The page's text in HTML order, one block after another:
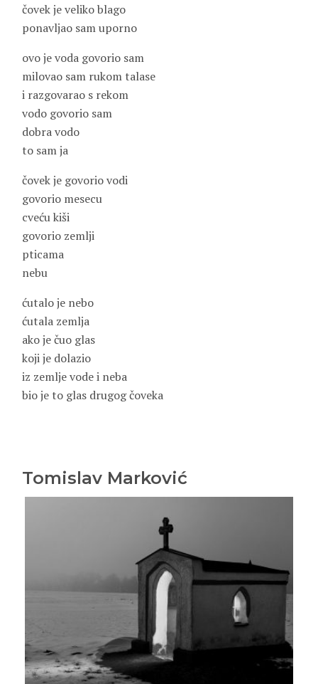
čovek je veliko blago
ponavljao sam uporno
ovo je voda govorio sam
milovao sam rukom talase
i razgovarao s rekom
vodo govorio sam
dobra vodo
to sam ja
čovek je govorio vodi
govorio mesecu
cveću kiši
govorio zemlji
pticama
nebu
ćutalo je nebo
ćutala zemlja
ako je čuo glas
koji je dolazio
iz zemlje vode i neba
bio je to glas drugog čoveka
Tomislav Marković